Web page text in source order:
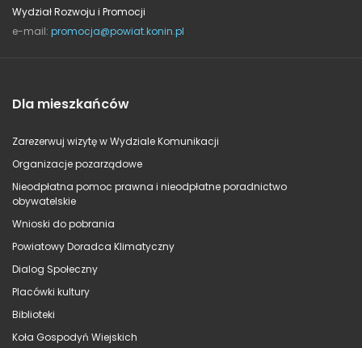
Wydział Rozwoju i Promocji
e-mail: promocja@powiat.konin.pl
Dla mieszkańców
Zarezerwuj wizytę w Wydziale Komunikacji
Organizacje pozarządowe
Nieodpłatna pomoc prawna i nieodpłatne poradnictwo
obywatelskie
Wnioski do pobrania
Powiatowy Doradca Klimatyczny
Dialog Społeczny
Placówki kultury
Biblioteki
Koła Gospodyń Wiejskich